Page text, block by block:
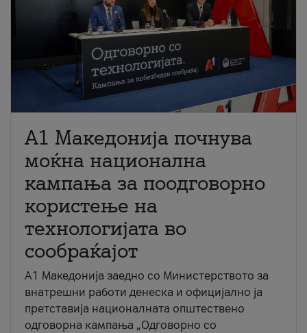
A1 Македонија почнува
моќна национална
кампања за поодговорно
користење на
технологијата во
сообраќајот
A1 Македонија заедно со Министерството за
внатрешни работи денеска и официјално ја
претставија националната општествено
одговорна кампања „Одговорно со